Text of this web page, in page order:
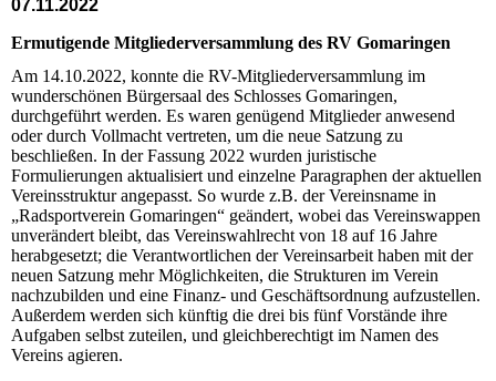
07.11.2022
Ermutigende Mitgliederversammlung des RV Gomaringen
Am 14.10.2022, konnte die RV-Mitgliederversammlung im
wunderschönen Bürgersaal des Schlosses Gomaringen,
durchgeführt werden. Es waren genügend Mitglieder anwesend
oder durch Vollmacht vertreten, um die neue Satzung zu
beschließen. In der Fassung 2022 wurden juristische
Formulierungen aktualisiert und einzelne Paragraphen der aktuellen
Vereinsstruktur angepasst. So wurde z.B. der Vereinsname in
„Radsportverein Gomaringen“ geändert, wobei das Vereinswappen
unverändert bleibt, das Vereinswahlrecht von 18 auf 16 Jahre
herabgesetzt; die Verantwortlichen der Vereinsarbeit haben mit der
neuen Satzung mehr Möglichkeiten, die Strukturen im Verein
nachzubilden und eine Finanz- und Geschäftsordnung aufzustellen.
Außerdem werden sich künftig die drei bis fünf Vorstände ihre
Aufgaben selbst zuteilen, und gleichberechtigt im Namen des
Vereins agieren.